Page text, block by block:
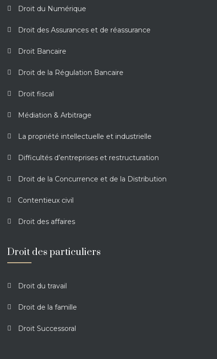
Droit du Numérique
Droit des Assurances et de réassurance
Droit Bancaire
Droit de la Régulation Bancaire
Droit fiscal
Médiation & Arbitrage
La propriété intellectuelle et industrielle
Difficultés d’entreprises et restructuration
Droit de la Concurrence et de la Distribution
Contentieux civil
Droit des affaires
Droit des particuliers
Droit du travail
Droit de la famille
Droit Successoral